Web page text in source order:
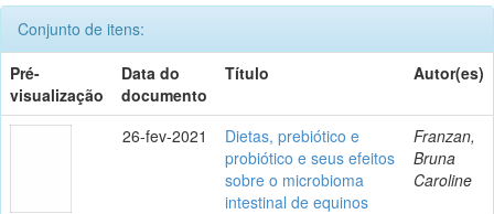
Conjunto de itens:
Pré-
visualização
Data do
documento
Título Autor(es)
26-fev-2021
Dietas, prebiótico e
probiótico e seus efeitos
sobre o microbioma
intestinal de equinos
Franzan,
Bruna
Caroline